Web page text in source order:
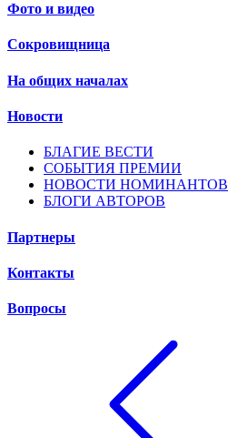
Фото и видео
Сокровищница
На общих началах
Новости
БЛАГИЕ ВЕСТИ
СОБЫТИЯ ПРЕМИИ
НОВОСТИ НОМИНАНТОВ
БЛОГИ АВТОРОВ
Партнеры
Контакты
Вопросы